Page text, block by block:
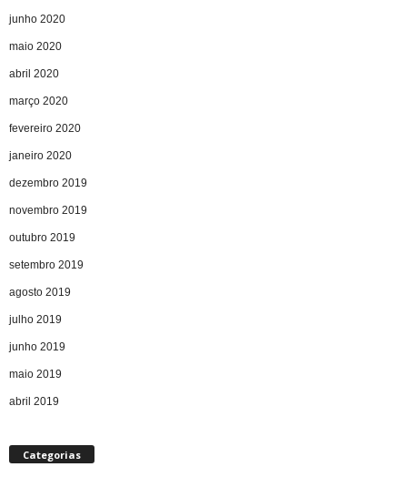
junho 2020
maio 2020
abril 2020
março 2020
fevereiro 2020
janeiro 2020
dezembro 2019
novembro 2019
outubro 2019
setembro 2019
agosto 2019
julho 2019
junho 2019
maio 2019
abril 2019
Categorias